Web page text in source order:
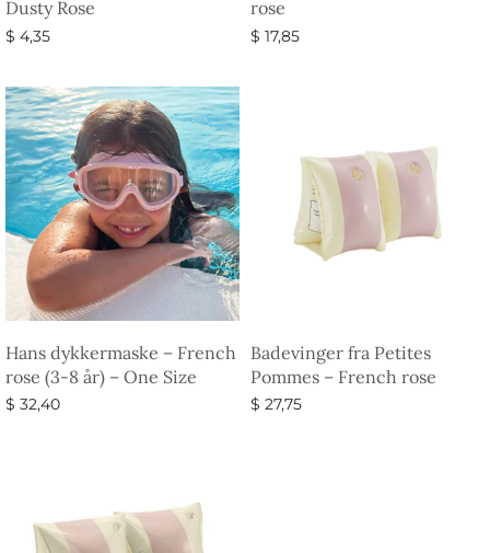
Dusty Rose
$ 4,35
rose
$ 17,85
Hans dykkermaske – French
rose (3-8 år) – One Size
$ 32,40
Badevinger fra Petites
Pommes – French rose
$ 27,75